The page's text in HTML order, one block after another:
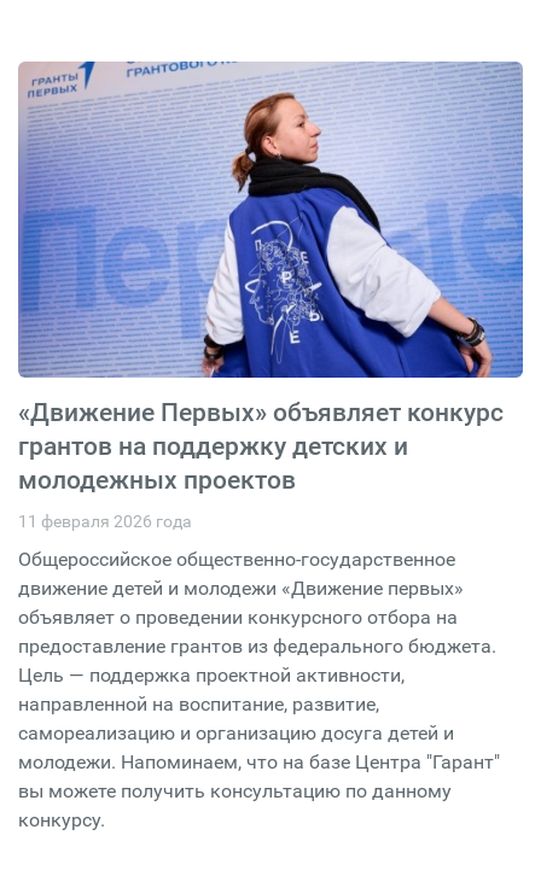
«Движение Первых» объявляет конкурс
грантов на поддержку детских и
молодежных проектов
11 февраля 2026 года
Общероссийское общественно-государственное
движение детей и молодежи «Движение первых»
объявляет о проведении конкурсного отбора на
предоставление грантов из федерального бюджета.
Цель — поддержка проектной активности,
направленной на воспитание, развитие,
самореализацию и организацию досуга детей и
молодежи. Напоминаем, что на базе Центра "Гарант"
вы можете получить консультацию по данному
конкурсу.